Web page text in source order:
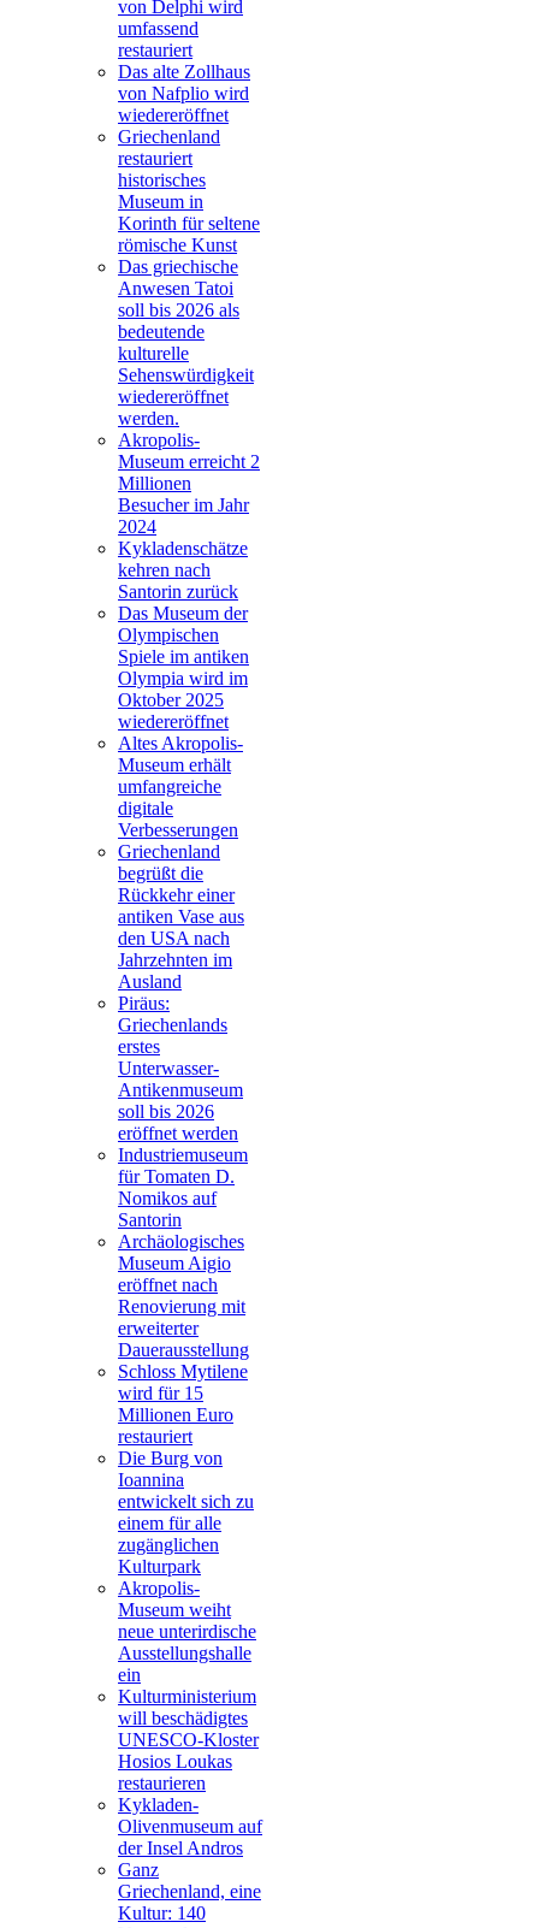
von Delphi wird
umfassend
restauriert
Das alte Zollhaus
von Nafplio wird
wiedereröffnet
Griechenland
restauriert
historisches
Museum in
Korinth für seltene
römische Kunst
Das griechische
Anwesen Tatoi
soll bis 2026 als
bedeutende
kulturelle
Sehenswürdigkeit
wiedereröffnet
werden.
Akropolis-
Museum erreicht 2
Millionen
Besucher im Jahr
2024
Kykladenschätze
kehren nach
Santorin zurück
Das Museum der
Olympischen
Spiele im antiken
Olympia wird im
Oktober 2025
wiedereröffnet
Altes Akropolis-
Museum erhält
umfangreiche
digitale
Verbesserungen
Griechenland
begrüßt die
Rückkehr einer
antiken Vase aus
den USA nach
Jahrzehnten im
Ausland
Piräus:
Griechenlands
erstes
Unterwasser-
Antikenmuseum
soll bis 2026
eröffnet werden
Industriemuseum
für Tomaten D.
Nomikos auf
Santorin
Archäologisches
Museum Aigio
eröffnet nach
Renovierung mit
erweiterter
Dauerausstellung
Schloss Mytilene
wird für 15
Millionen Euro
restauriert
Die Burg von
Ioannina
entwickelt sich zu
einem für alle
zugänglichen
Kulturpark
Akropolis-
Museum weiht
neue unterirdische
Ausstellungshalle
ein
Kulturministerium
will beschädigtes
UNESCO-Kloster
Hosios Loukas
restaurieren
Kykladen-
Olivenmuseum auf
der Insel Andros
Ganz
Griechenland, eine
Kultur: 140